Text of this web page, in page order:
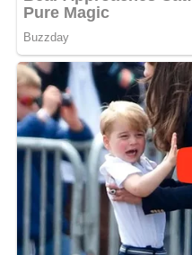
Backen
Ober- und Unterhitze
170 – 190°C
55 – 65 min.
Heißluft
150 – 170°C
55 – 65 min.